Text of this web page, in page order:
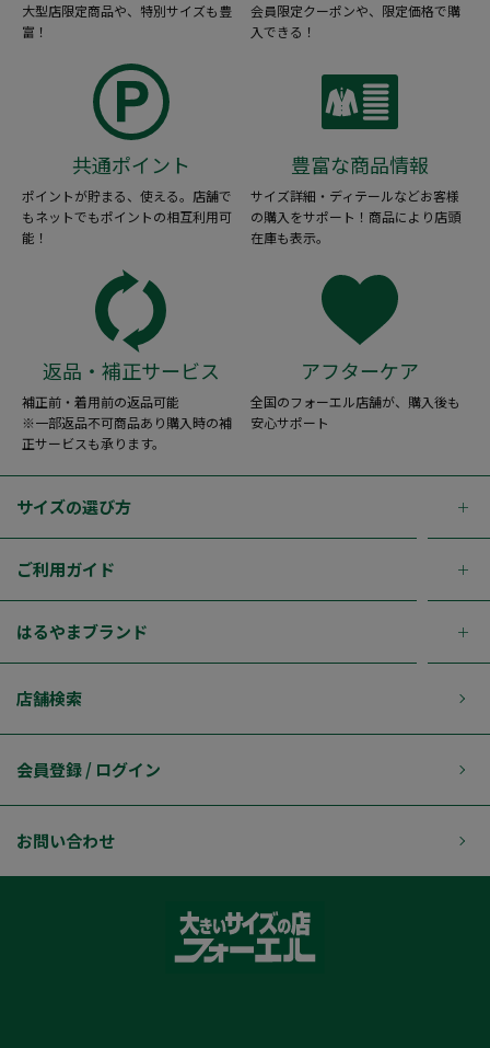
大型店限定商品や、特別サイズも豊
富！
会員限定クーポンや、限定価格で購
入できる！
共通ポイント
ポイントが貯まる、使える。店舗で
もネットでもポイントの相互利用可
能！
豊富な商品情報
サイズ詳細・ディテールなどお客様
の購入をサポート！商品により店頭
在庫も表示。
返品・補正サービス
補正前・着用前の返品可能
※一部返品不可商品あり購入時の補
正サービスも承ります。
アフターケア
全国のフォーエル店舗が、購入後も
安心サポート
サイズの選び方
ご利用ガイド
はるやまブランド
店舗検索
会員登録 / ログイン
お問い合わせ